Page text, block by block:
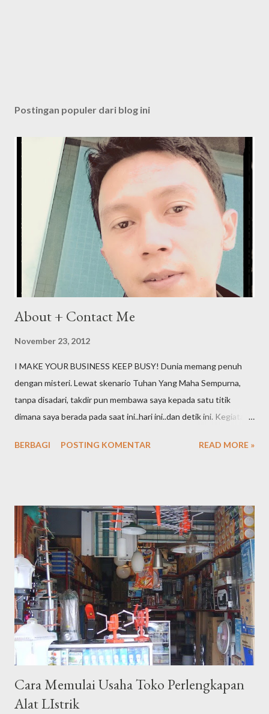
Postingan populer dari blog ini
About + Contact Me
November 23, 2012
I MAKE YOUR BUSINESS KEEP BUSY! Dunia memang penuh
dengan misteri. Lewat skenario Tuhan Yang Maha Sempurna,
tanpa disadari, takdir pun membawa saya kepada satu titik
dimana saya berada pada saat ini..hari ini..dan detik ini. Kegiatan
berkelanjutan hingga akhirnya menjadi sebuah profesi. Embel-
lakukan dan apa yang menjadi tugas pokok saya adalah satu,
berusaha mendaratkan kata kunci / keyword dari klien untuk bisa
berada di halaman 1 Google.co.id dengan semulus dan se-efektif
mungkin dengan rentang waktu tertentu dengan tujuan
kenaikan jumlah kunjungan yang berlanjut kepada target "
buying " sebagai end process di website klien. Saat ini, saya
telah memiliki puluhan klien yang terbagi atas bisnis personal
dan bad...
BERBAGI POSTING KOMENTAR READ MORE »
Cara Memulai Usaha Toko Perlengkapan
Alat LIstrik